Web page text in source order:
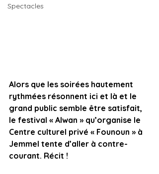
Spectacles
Alors que les soirées hautement
rythmées résonnent ici et là et le
grand public semble être satisfait,
le festival « Alwan » qu’organise le
Centre culturel privé « Founoun » à
Jemmel tente d’aller à contre-
courant. Récit !